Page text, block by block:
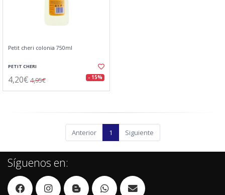
Petit cheri colonia 750ml
PETIT CHERI
4,20€ 4,95€ - 15%
Anterior 1 Siguiente
Síguenos en: